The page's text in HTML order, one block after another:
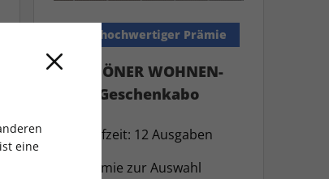
Inkl. hochwertiger Prämie
SCHÖNER WOHNEN-
Geschenkabo
Laufzeit: 12 Ausgaben
Prämie zur Auswahl
eine